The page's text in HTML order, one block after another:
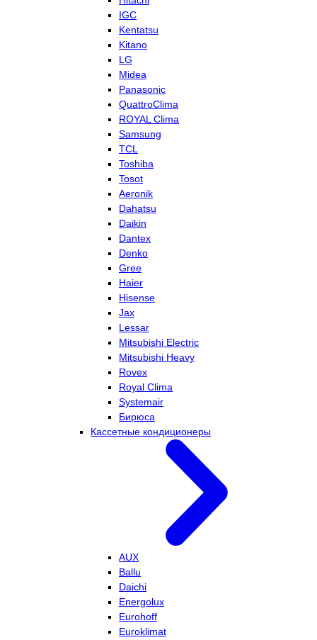
IGC
Kentatsu
Kitano
LG
Midea
Panasonic
QuattroClima
ROYAL Clima
Samsung
TCL
Toshiba
Tosot
Aeronik
Dahatsu
Daikin
Dantex
Denko
Gree
Haier
Hisense
Jax
Lessar
Mitsubishi Electric
Mitsubishi Heavy
Rovex
Royal Clima
Systemair
Бирюса
Кассетные кондиционеры
AUX
Ballu
Daichi
Energolux
Eurohoff
Euroklimat